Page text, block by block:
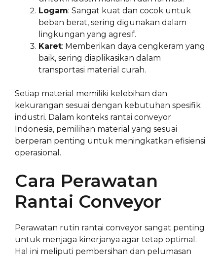
Logam: Sangat kuat dan cocok untuk
beban berat, sering digunakan dalam
lingkungan yang agresif.
Karet: Memberikan daya cengkeram yang
baik, sering diaplikasikan dalam
transportasi material curah.
Setiap material memiliki kelebihan dan
kekurangan sesuai dengan kebutuhan spesifik
industri. Dalam konteks rantai conveyor
Indonesia, pemilihan material yang sesuai
berperan penting untuk meningkatkan efisiensi
operasional.
Cara Perawatan
Rantai Conveyor
Perawatan rutin rantai conveyor sangat penting
untuk menjaga kinerjanya agar tetap optimal.
Hal ini meliputi pembersihan dan pelumasan